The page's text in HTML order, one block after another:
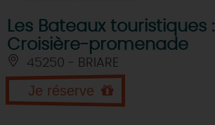
Les Bateaux touristiques :
Croisière-promenade
45250 - BRIARE
Je réserve